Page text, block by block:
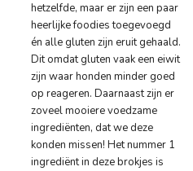
hetzelfde, maar er zijn een paar
heerlijke foodies toegevoegd
én alle gluten zijn eruit gehaald.
Dit omdat gluten vaak een eiwit
zijn waar honden minder goed
op reageren. Daarnaast zijn er
zoveel mooiere voedzame
ingrediënten, dat we deze
konden missen! Het nummer 1
ingrediënt in deze brokjes is